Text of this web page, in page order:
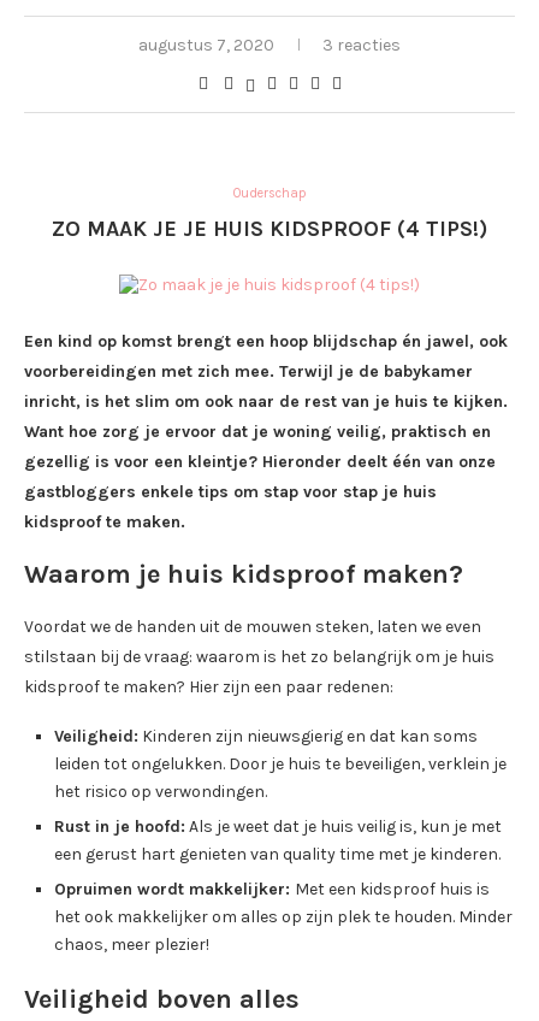
augustus 7, 2020 3 reacties
Ouderschap
ZO MAAK JE JE HUIS KIDSPROOF (4 TIPS!)
Een kind op komst brengt een hoop blijdschap én jawel, ook
voorbereidingen met zich mee. Terwijl je de babykamer
inricht, is het slim om ook naar de rest van je huis te kijken.
Want hoe zorg je ervoor dat je woning veilig, praktisch en
gezellig is voor een kleintje? Hieronder deelt één van onze
gastbloggers enkele tips om stap voor stap je huis
kidsproof te maken.
Waarom je huis kidsproof maken?
Voordat we de handen uit de mouwen steken, laten we even
stilstaan bij de vraag: waarom is het zo belangrijk om je huis
kidsproof te maken? Hier zijn een paar redenen:
Veiligheid: Kinderen zijn nieuwsgierig en dat kan soms
leiden tot ongelukken. Door je huis te beveiligen, verklein je
het risico op verwondingen.
Rust in je hoofd: Als je weet dat je huis veilig is, kun je met
een gerust hart genieten van quality time met je kinderen.
Opruimen wordt makkelijker: Met een kidsproof huis is
het ook makkelijker om alles op zijn plek te houden. Minder
chaos, meer plezier!
Veiligheid boven alles